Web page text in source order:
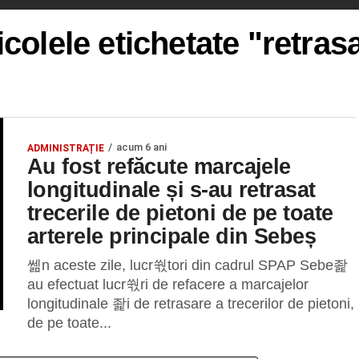
etichetate
ADMINISTRAȚIE acum 6 ani
Au fost refăcute marcajele
longitudinale și s-au retrasat
trecerile de pietoni de pe toate
arterele principale din Sebeș
쎎n aceste zile, lucr쒃tori din cadrul SPAP Sebe좙
au efectuat lucr쒃ri de refacere a marcajelor
longitudinale 좙i de retrasare a trecerilor de pietoni,
de pe toate...